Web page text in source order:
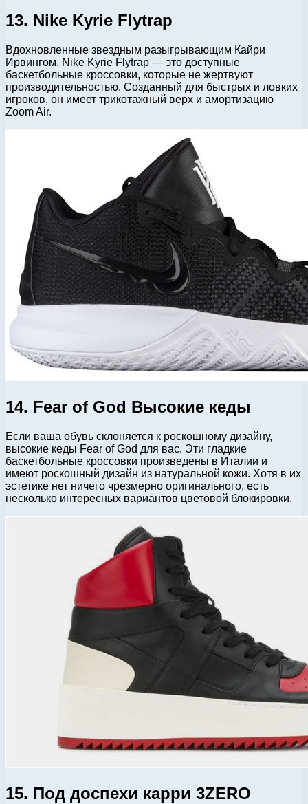
13. Nike Kyrie Flytrap
Вдохновленные звездным разыгрывающим Кайри
Ирвингом, Nike Kyrie Flytrap — это доступные
баскетбольные кроссовки, которые не жертвуют
производительностью. Созданный для быстрых и ловких
игроков, он имеет трикотажный верх и амортизацию
Zoom Air.
14. Fear of God Высокие кеды
Если ваша обувь склоняется к роскошному дизайну,
высокие кеды Fear of God для вас. Эти гладкие
баскетбольные кроссовки произведены в Италии и
имеют роскошный дизайн из натуральной кожи. Хотя в их
эстетике нет ничего чрезмерно оригинального, есть
несколько интересных вариантов цветовой блокировки.
15. Под доспехи карри 3ZERO